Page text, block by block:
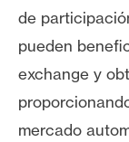
de
pueden
exchange y
mercado